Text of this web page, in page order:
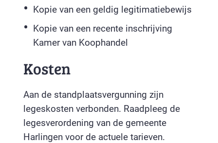
Kopie van een geldig legitimatiebewijs
Kopie van een recente inschrijving
Kamer van Koophandel
Kosten
Aan de standplaatsvergunning zijn
legeskosten verbonden. Raadpleeg de
legesverordening van de gemeente
Harlingen voor de actuele tarieven.